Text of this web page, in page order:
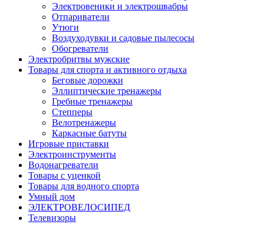
Электровеники и электрошвабры
Отпариватели
Утюги
Воздуходувки и садовые пылесосы
Обогреватели
Электробритвы мужские
Товары для спорта и активного отдыха
Беговые дорожки
Эллиптические тренажеры
Гребные тренажеры
Степперы
Велотренажеры
Каркасные батуты
Игровые приставки
Электроинструменты
Водонагреватели
Товары с уценкой
Товары для водного спорта
Умный дом
ЭЛЕКТРОВЕЛОСИПЕД
Телевизоры